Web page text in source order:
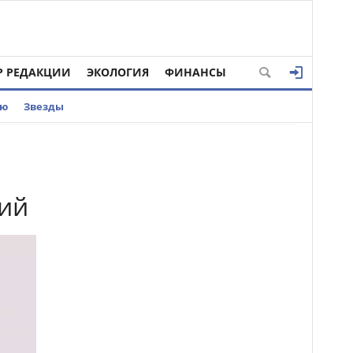
РЕДАКЦИИ ЭКОЛОГИЯ ФИНАНСЫ
Звезды